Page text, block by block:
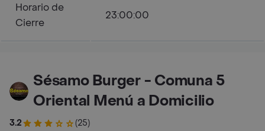
Horario de
Cierre
23:00:00
Sésamo Burger - Comuna 5
Oriental Menú a Domicilio
3.2
(25)